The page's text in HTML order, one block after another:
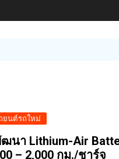
ยนต์รถใหม่
ฒนา Lithium-Air
– 2,000 กม./ชาร์จ